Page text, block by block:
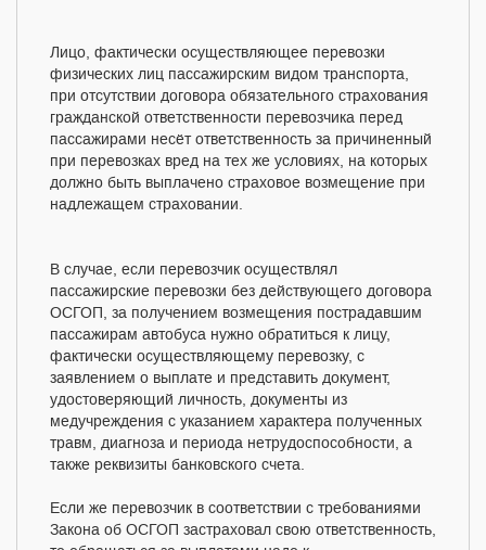
Лицо, фактически осуществляющее перевозки
физических лиц пассажирским видом транспорта,
при отсутствии договора обязательного страхования
гражданской ответственности перевозчика перед
пассажирами несёт ответственность за причиненный
при перевозках вред на тех же условиях, на которых
должно быть выплачено страховое возмещение при
надлежащем страховании.
В случае, если перевозчик осуществлял
пассажирские перевозки без действующего договора
ОСГОП, за получением возмещения пострадавшим
пассажирам автобуса нужно обратиться к лицу,
фактически осуществляющему перевозку, с
заявлением о выплате и представить документ,
удостоверяющий личность, документы из
медучреждения с указанием характера полученных
травм, диагноза и периода нетрудоспособности, а
также реквизиты банковского счета.
Если же перевозчик в соответствии с требованиями
Закона об ОСГОП застраховал свою ответственность,